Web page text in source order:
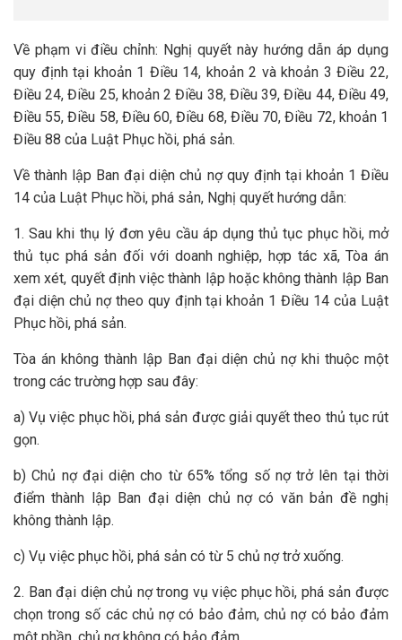
Về phạm vi điều chỉnh: Nghị quyết này hướng dẫn áp dụng
quy định tại khoản 1 Điều 14, khoản 2 và khoản 3 Điều 22,
Điều 24, Điều 25, khoản 2 Điều 38, Điều 39, Điều 44, Điều 49,
Điều 55, Điều 58, Điều 60, Điều 68, Điều 70, Điều 72, khoản 1
Điều 88 của Luật Phục hồi, phá sản.
Về thành lập Ban đại diện chủ nợ quy định tại khoản 1 Điều
14 của Luật Phục hồi, phá sản, Nghị quyết hướng dẫn:
1. Sau khi thụ lý đơn yêu cầu áp dụng thủ tục phục hồi, mở
thủ tục phá sản đối với doanh nghiệp, hợp tác xã, Tòa án
xem xét, quyết định việc thành lập hoặc không thành lập Ban
đại diện chủ nợ theo quy định tại khoản 1 Điều 14 của Luật
Phục hồi, phá sản.
Tòa án không thành lập Ban đại diện chủ nợ khi thuộc một
trong các trường hợp sau đây:
a) Vụ việc phục hồi, phá sản được giải quyết theo thủ tục rút
gọn.
b) Chủ nợ đại diện cho từ 65% tổng số nợ trở lên tại thời
điểm thành lập Ban đại diện chủ nợ có văn bản đề nghị
không thành lập.
c) Vụ việc phục hồi, phá sản có từ 5 chủ nợ trở xuống.
2. Ban đại diện chủ nợ trong vụ việc phục hồi, phá sản được
chọn trong số các chủ nợ có bảo đảm, chủ nợ có bảo đảm